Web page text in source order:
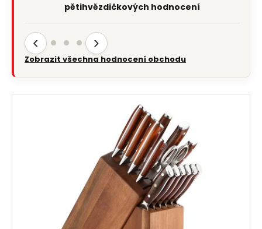
pětihvězdičkových hodnocení
‹ ›
Zobrazit všechna hodnocení obchodu